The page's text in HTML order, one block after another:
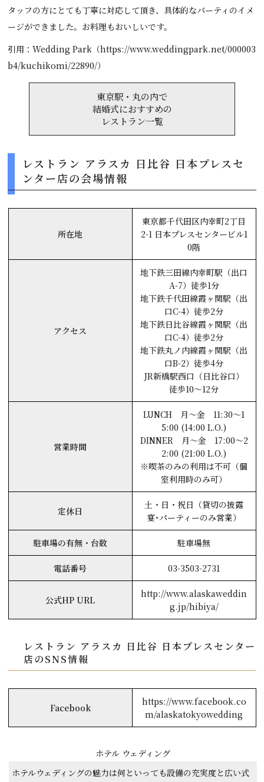
タッフの方にとても丁寧に対応して頂き、具体的なパーティのイメ
ージができました。お料理もおいしいです。
引用：Wedding Park（https://www.weddingpark.net/000003
b4/kuchikomi/22890/）
東京駅・丸の内で
結婚式におすすめの
レストラン一覧
レストラン アラスカ 日比谷 日本プレスセ
ンター店の会場情報
所在地
東京都千代田区内幸町2丁目
2-1 日本プレスセンタービル1
0階
アクセス
地下鉄三田線内幸町駅（出口
A-7）徒歩1分
地下鉄千代田線霞ヶ関駅（出
口C-4）徒歩2分
地下鉄日比谷線霞ヶ関駅（出
口C-4）徒歩2分
地下鉄丸ノ内線霞ヶ関駅（出
口B-2）徒歩4分
JR新橋駅西口（日比谷口）
徒歩10～12分
営業時間
LUNCH 月～金 11:30～1
5:00 (14:00 L.O.)
DINNER 月～金 17:00～2
2:00 (21:00 L.O.)
※喫茶のみの利用は不可（個
室利用時のみ可）
定休日
土・日・祝日（貸切の披露
宴･パーティーのみ営業）
駐車場の有無・台数 駐車場無
電話番号 03-3503-2731
公式HP URL
http://www.alaskaweddin
g.jp/hibiya/
レストラン アラスカ 日比谷 日本プレスセンター
店のSNS情報
Facebook
https://www.facebook.co
m/alaskatokyowedding
ホテル ウェディング
ホテルウェディングの魅力は何といっても設備の充実度と広い式